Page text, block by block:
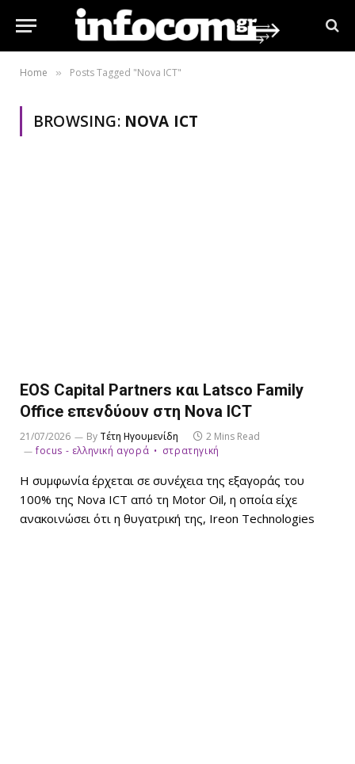
Home » Posts Tagged "Nova ICT"
BROWSING: NOVA ICT
EOS Capital Partners και Latsco Family
Office επενδύουν στη Nova ICT
21/07/2026 By Τέτη Ηγουμενίδη
2 Mins Read
focus - ελληνική αγορά
στρατηγική
Η συμφωνία έρχεται σε συνέχεια της εξαγοράς του
100% της Nova ICT από τη Motor Oil, η οποία είχε
ανακοινώσει ότι η θυγατρική της, Ireon Technologies